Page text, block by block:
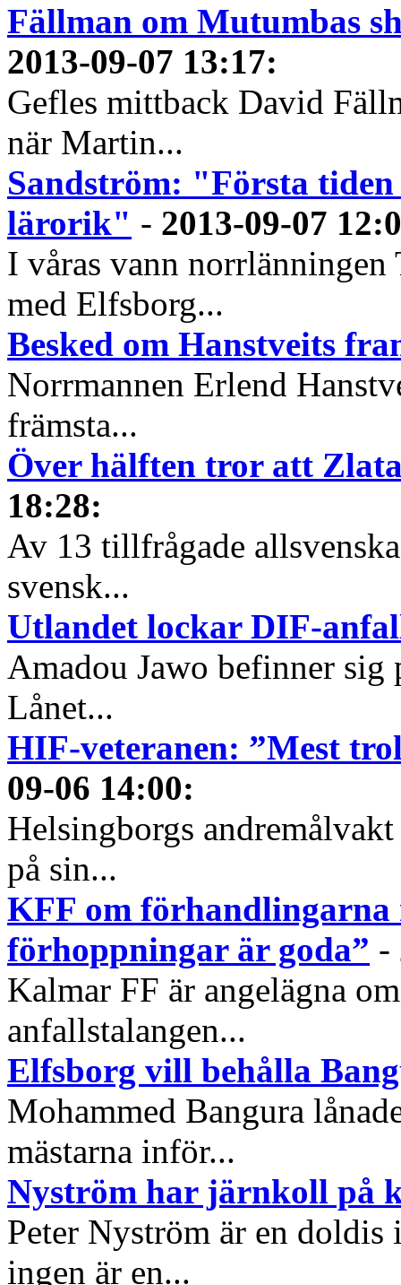
Fällman om Mutumbas
2013-09-07 13:17:
Gefles mittback David
när Martin...
Sandström: "Första
lärorik" - 2013-09-07
I våras vann
med Elfsborg...
Besked om Hanstveits
Norrmannen Erlend
främsta...
Över hälften tror att
18:28:
Av 13 tillfrågade
svensk...
Utlandet lockar DIF-
Amadou Jawo befinner
Lånet...
HIF-veteranen: ”Mest
09-06 14:00:
Helsingborgs
på sin...
KFF om förhandlingarna
förhoppningar är goda” -
Kalmar FF är angelägna
anfallstalangen...
Elfsborg vill behålla
Mohammed Bangura
mästarna inför...
Nyström har järnkoll på
Peter Nyström är en
ingen är en...